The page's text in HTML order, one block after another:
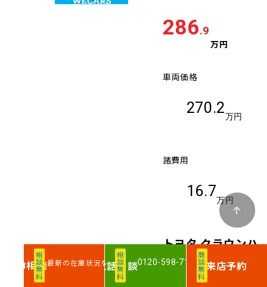
286.9
万円
車両価格
270.2
万円
諸費用
16.7
万円
トヨタ クラウンハ
イブリッド ハイブ
リッドロイヤルサ
相談無料
WEB相談最新の在庫状況を確認
相談無料
電話相談0120-598-710 商談無料来店予約